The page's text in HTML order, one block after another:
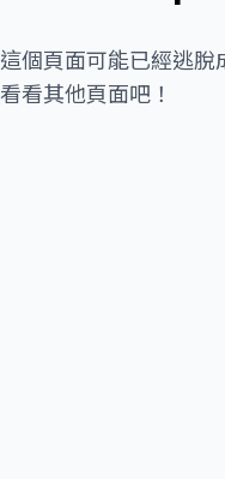
這個頁面可能已經逃
看看其他頁面吧！